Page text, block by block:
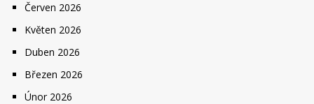
Červen 2026
Květen 2026
Duben 2026
Březen 2026
Únor 2026